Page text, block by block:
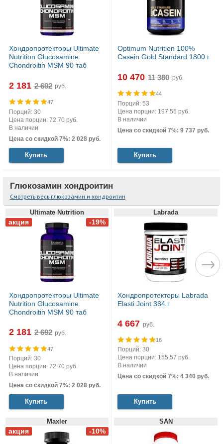
Хондропротекторы Ultimate
Nutrition Glucosamine
Chondroitin MSM 90 таб
2 181 руб.
47
Порций: 30
Цена порции: 72.70 руб.
В наличии
Цена со скидкой 7%: 2 028 руб.
Купить
Optimum Nutrition 100%
Casein Gold Standard 1800 г
10 470 руб.
44
Порций: 53
Цена порции: 197.55 руб.
В наличии
Цена со скидкой 7%: 9 737 руб.
Купить
Глюкозамин хондроитин
Смотреть весь глюкозамин и хондроитин
Ultimate Nutrition
Хондропротекторы Ultimate
Nutrition Glucosamine
Chondroitin MSM 90 таб
2 181 руб.
47
Порций: 30
Цена порции: 72.70 руб.
В наличии
Цена со скидкой 7%: 2 028 руб.
Купить
Labrada
Хондропротекторы Labrada
Elasti Joint 384 г
4 667 руб.
16
Порций: 30
Цена порции: 155.57 руб.
В наличии
Цена со скидкой 7%: 4 340 руб.
Купить
Maxler SAN